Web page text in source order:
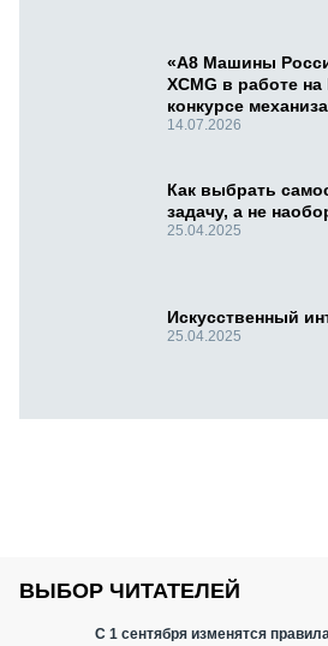
«А8 Машины
XCMG в работе
конкурсе
14.07.2026
Как выбрать
задачу, а не
25.04.2025
Искусственный
25.04.2025
ВЫБОР ЧИТАТЕЛЕЙ
С 1 сентября изменятся